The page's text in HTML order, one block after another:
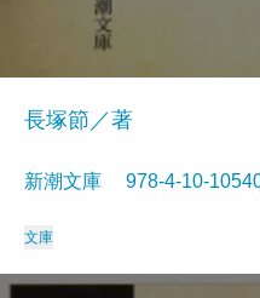
長塚節／著
新潮文庫 978-4-10-
文庫